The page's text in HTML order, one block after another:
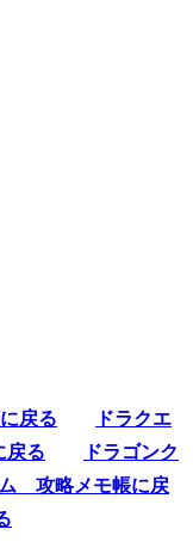
戻る
ドラクエ
る
ドラゴンク
攻略メモ帳に戻